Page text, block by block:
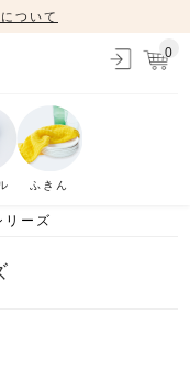
ついて
0
ふきん
リーズ